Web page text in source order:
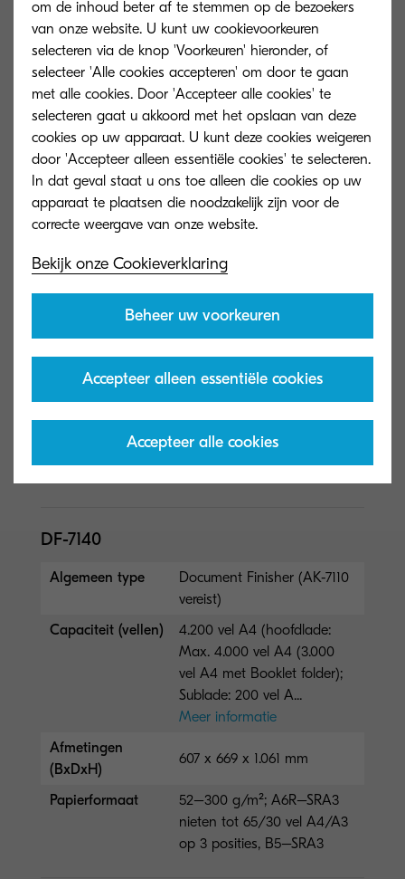
Capaciteit (vellen)
500 vel
Afmetingen
(BxDxH)
Papierformaat
52–300 g/m²; A6R–SRA3;
nieten tot 50/30 vel A4/A3
op 3 posities
DF-7120
vereist)
(BxDxH)
Papierformaat
Hoofdlade: 1.000 vel A4,
vel A4 of 30 vel SRA...
DF-7140
Algemeen type
Document Finisher (AK-7110
vereist)
Capaciteit (vellen)
4.200 vel A4 (hoofdlade:
Max. 4.000 vel A4 (3.000
vel A4 met Booklet folder);
Sublade: 200 vel A...
Meer informatie
Afmetingen
(BxDxH)
607 x 669 x 1.061 mm
Papierformaat
52–300 g/m²; A6R–SRA3
nieten tot 65/30 vel A4/A3
op 3 posities, B5–SRA3
om de inhoud beter af te stemmen op de bezoekers
van onze website. U kunt uw cookievoorkeuren
selecteren via de knop 'Voorkeuren' hieronder, of
selecteer 'Alle cookies accepteren' om door te gaan
met alle cookies. Door 'Accepteer alle cookies' te
selecteren gaat u akkoord met het opslaan van deze
cookies op uw apparaat. U kunt deze cookies weigeren
door 'Accepteer alleen essentiële cookies' te selecteren.
In dat geval staat u ons toe alleen die cookies op uw
apparaat te plaatsen die noodzakelijk zijn voor de
Bekijk onze Cookieverklaring
Beheer uw voorkeuren
Accepteer alleen essentiële cookies
Accepteer alle cookies